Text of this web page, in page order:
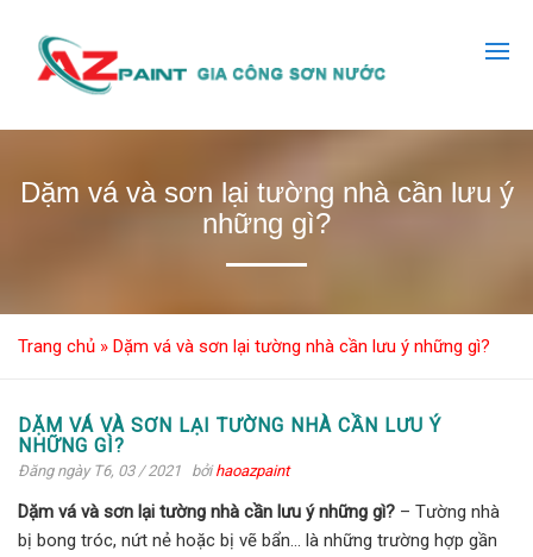
Dặm vá và sơn lại tường nhà cần lưu ý
những gì?
Trang chủ » Dặm vá và sơn lại tường nhà cần lưu ý những gì?
DẶM VÁ VÀ SƠN LẠI TƯỜNG NHÀ CẦN LƯU Ý
NHỮNG GÌ?
Đăng ngày T6, 03 / 2021 bởihaoazpaint
Dặm vá và sơn lại tường nhà cần lưu ý những gì? – Tường nhà
bị bong tróc, nứt nẻ hoặc bị vẽ bẩn… là những trường hợp gần